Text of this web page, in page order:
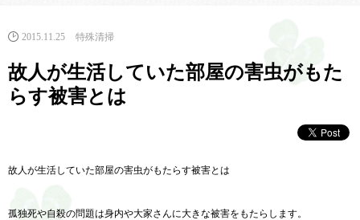
2015.11.25 特殊清掃
故人が生活していた部屋の害虫がもた
らす被害とは
故人が生活していた部屋の害虫がもたらす被害とは
孤独死や自殺の問題は身内や大家さんに大きな被害をもたらします。